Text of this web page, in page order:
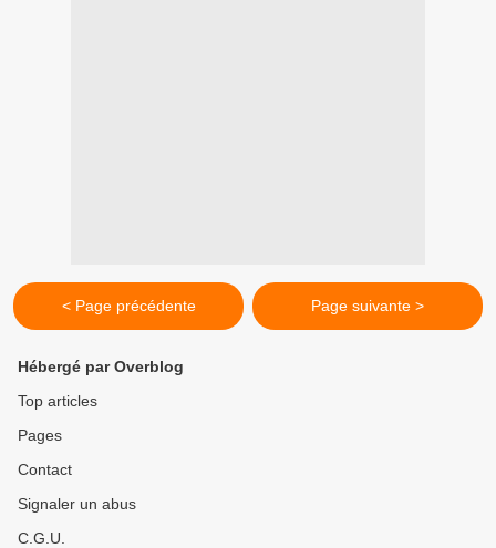
< Page précédente Page suivante >
Hébergé par Overblog
Top articles
Pages
Contact
Signaler un abus
C.G.U.